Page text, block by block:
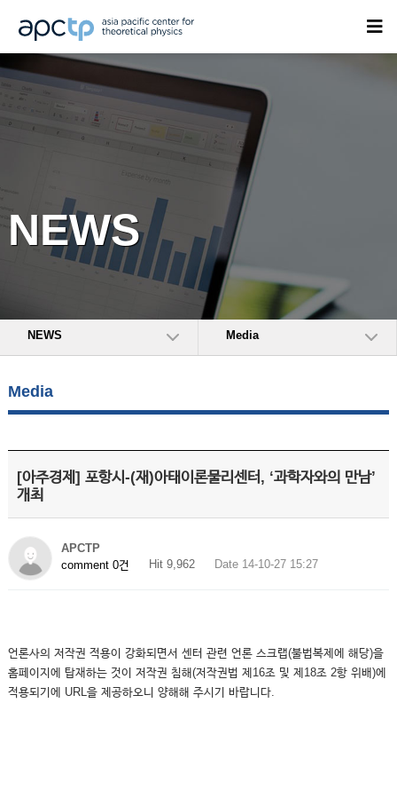
NEWS
NEWS Media
Media
[아주경제] 포항시-(재)아태이론물리센터, ‘과학자와의 만남’
개최
APCTP
comment 0건
Hit 9,962 Date 14-10-27 15:27
언론사의 저작권 적용이 강화되면서 센터 관련 언론 스크랩(불법복제에 해당)을
홈페이지에 탑재하는 것이 저작권 침해(저작권법 제16조 및 제18조 2항 위배)에
적용되기에 URL을 제공하오니 양해해 주시기 바랍니다.